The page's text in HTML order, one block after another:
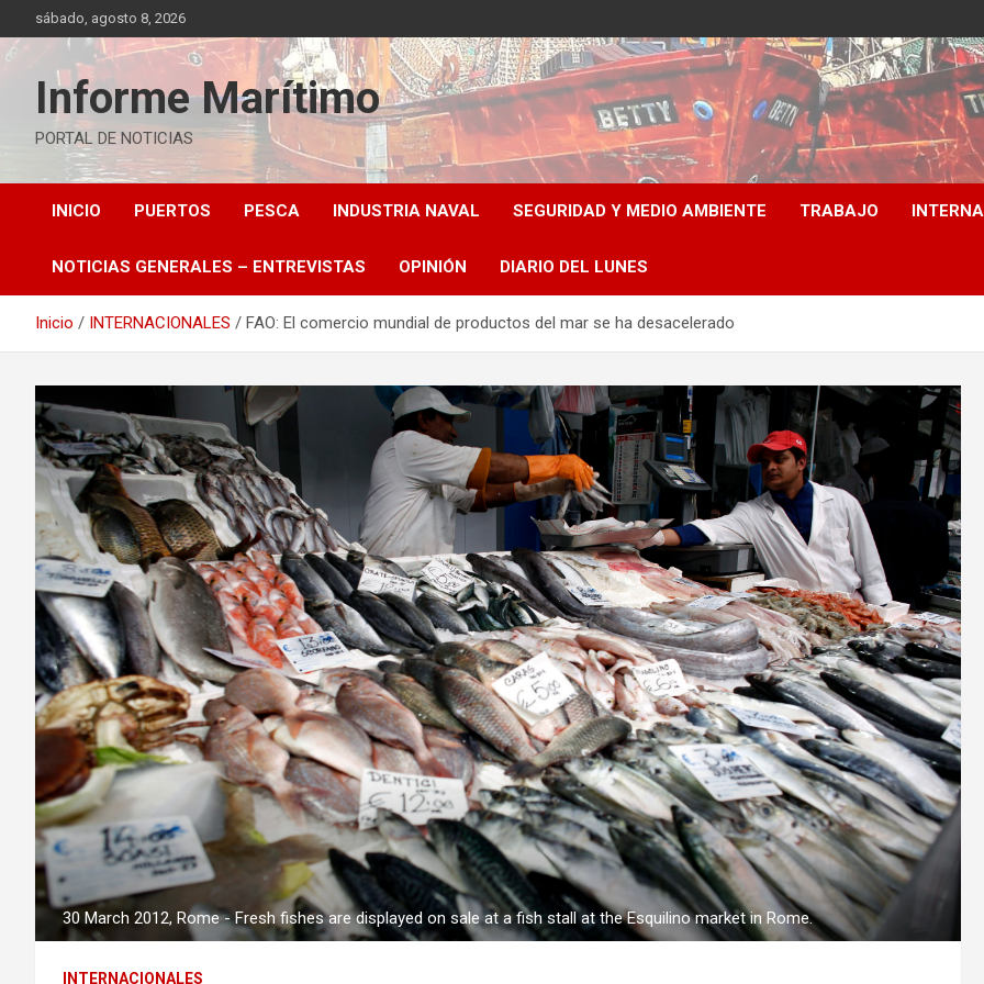
al
contenido
sábado, agosto 8, 2026
Informe Marítimo
PORTAL DE NOTICIAS
INICIO PUERTOS PESCA INDUSTRIA NAVAL SEGURIDAD Y MEDIO AMBIENTE TRABAJO
NOTICIAS GENERALES – ENTREVISTAS OPINIÓN DIARIO DEL LUNES
Inicio INTERNACIONALES FAO: El comercio mundial de productos del mar se ha desacelerado
30 March 2012, Rome - Fresh fishes are displayed on sale at a fish stall at the Esquilino market in Rome.
INTERNACIONALES